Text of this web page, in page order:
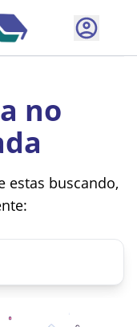
no
estas buscando,